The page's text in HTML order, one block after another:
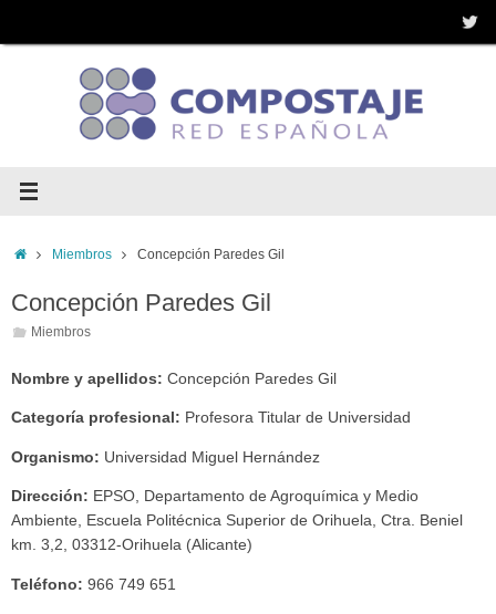
InicioMiembros Concepción Paredes Gil
Concepción Paredes Gil
Miembros
Nombre y apellidos: Concepción Paredes Gil
Categoría profesional: Profesora Titular de Universidad
Organismo: Universidad Miguel Hernández
Dirección: EPSO, Departamento de Agroquímica y Medio
Ambiente, Escuela Politécnica Superior de Orihuela, Ctra. Beniel
km. 3,2, 03312-Orihuela (Alicante)
Teléfono: 966 749 651